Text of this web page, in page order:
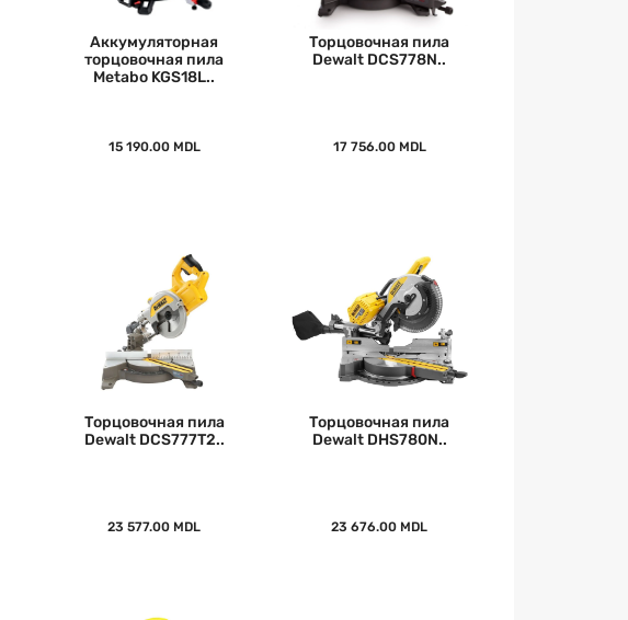
Аккумуляторная
торцовочная пила
Metabo KGS18L..
15 190.00 MDL
Торцовочная пила
Dewalt DCS778N..
17 756.00 MDL
Торцовочная пила
Dewalt DCS777T2..
23 577.00 MDL
Торцовочная пила
Dewalt DHS780N..
23 676.00 MDL